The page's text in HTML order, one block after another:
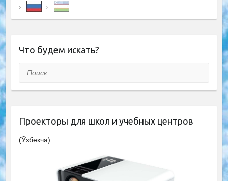
Что будем искать?
Поиск
Проекторы для школ и учебных центров
(Ўзбекча)